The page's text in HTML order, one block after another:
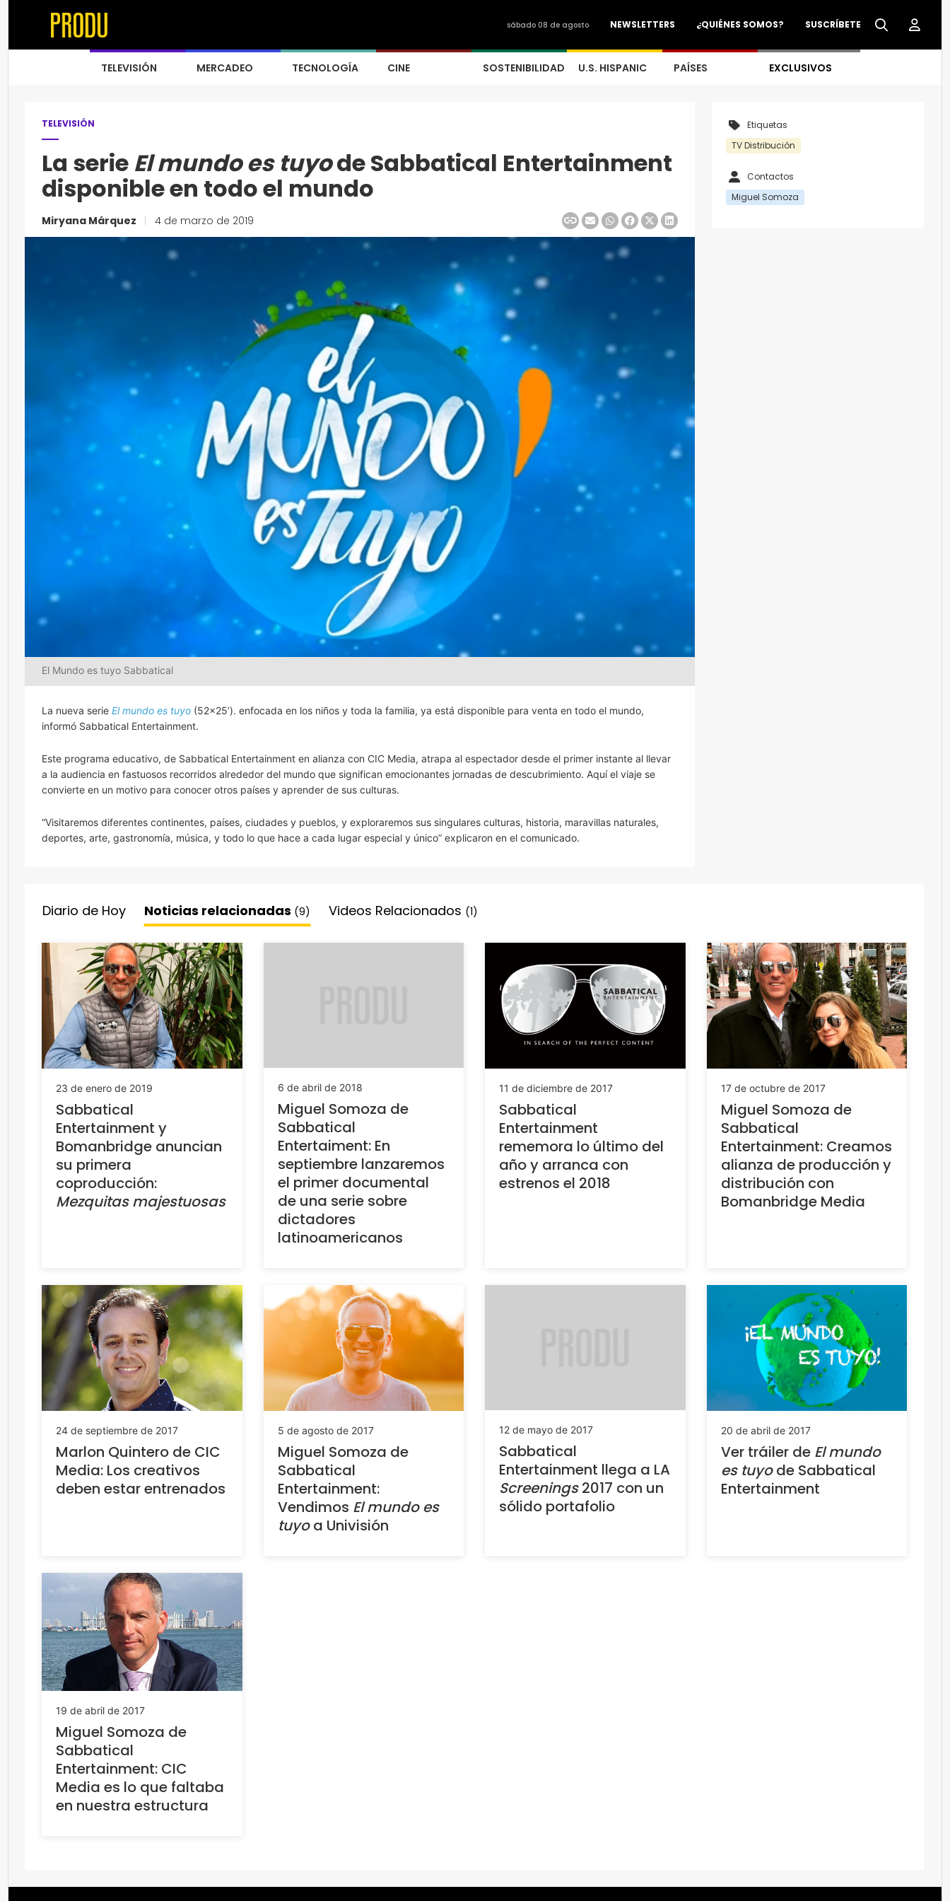
SUSCRÍBETE
¿QUIÉNES SOMOS?
NEWSLETTERS
sábado 08 de agosto
TELEVISIÓN MERCADEO TECNOLOGÍA CINE SOSTENIBILIDAD U.S. HISPANIC PAÍSES EXCLUSIVOS
TELEVISIÓN
La serie El mundo es tuyode Sabbatical Entertainment
disponible en todo el mundo
Miryana Márquez 4 de marzo de 2019
El Mundo es tuyo Sabbatical
La nueva serie El mundo es tuyo (52×25’). enfocada en los niños y toda la familia, ya está disponible para venta en todo el mundo,
informó Sabbatical Entertainment.
Este programa educativo, de Sabbatical Entertainment en alianza con CIC Media, atrapa al espectador desde el primer instante al llevar
a la audiencia en fastuosos recorridos alrededor del mundo que significan emocionantes jornadas de descubrimiento. Aquí el viaje se
convierte en un motivo para conocer otros países y aprender de sus culturas.
“Visitaremos diferentes continentes, países, ciudades y pueblos, y exploraremos sus singulares culturas, historia, maravillas naturales,
deportes, arte, gastronomía, música, y todo lo que hace a cada lugar especial y único” explicaron en el comunicado.
Etiquetas
TV Distribución
Contactos
Miguel Somoza
Diario de Hoy Noticias relacionadas (9) Videos Relacionados (1)
23 de enero de 2019
Sabbatical
Entertainment y
Bomanbridge anuncian
su primera
coproducción:
Mezquitas majestuosas
6 de abril de 2018
Miguel Somoza de
Sabbatical
Entertaiment: En
septiembre lanzaremos
el primer documental
de una serie sobre
dictadores
latinoamericanos
11 de diciembre de 2017
Sabbatical
Entertainment
rememora lo último del
año y arranca con
estrenos el 2018
17 de octubre de 2017
Miguel Somoza de
Sabbatical
Entertainment: Creamos
alianza de producción y
distribución con
Bomanbridge Media
24 de septiembre de 2017
Marlon Quintero de CIC
Media: Los creativos
deben estar entrenados
5 de agosto de 2017
Miguel Somoza de
Sabbatical
Entertainment:
Vendimos El mundo es
tuyoa Univisión
12 de mayo de 2017
Sabbatical
Entertainment llega a LA
Screenings2017 con un
sólido portafolio
20 de abril de 2017
Ver tráiler de El mundo
es tuyode Sabbatical
Entertainment
19 de abril de 2017
Miguel Somoza de
Sabbatical
Entertainment: CIC
Media es lo que faltaba
en nuestra estructura